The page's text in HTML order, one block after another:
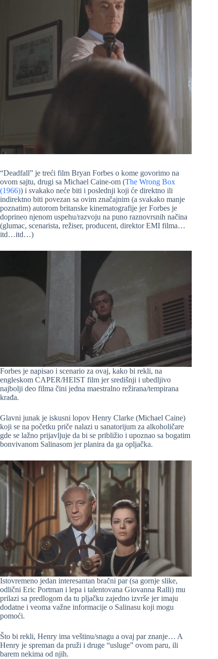
“Deadfall” je treći film Bryan Forbes o kome govorimo na
ovom sajtu, drugi sa Michael Caine-om (The Wrong Box
(1966)) i svakako neće biti i poslednji koji će direktno ili
indirektno biti povezan sa ovim značajnim (a svakako manje
poznatim) autorom britanske kinematografije jer Forbes je
doprineo njenom uspehu/razvoju na puno raznovrsnih načina
(glumac, scenarista, režiser, producent, direktor EMI filma…
itd…itd…)
Forbes je napisao i scenario za ovaj, kako bi rekli, na
engleskom CAPER/HEIST film jer središnji i ubedljivo
najbolji deo filma čini jedna maestralno režirana/tempirana
krađa.
Glavni junak je iskusni lopov Henry Clarke (Michael Caine)
koji se na početku priče nalazi u sanatorijum za alkoholičare
gde se lažno prijavljuje da bi se približio i upoznao sa bogatim
bonvivanom Salinasom jer planira da ga opljačka.
Istovremeno jedan interesantan bračni par (sa gornje slike,
odlični Eric Portman i lepa i talentovana Giovanna Ralli) mu
prilazi sa predlogom da tu pljačku zajedno izvrše jer imaju
dodatne i veoma važne informacije o Salinasu koji mogu
pomoći.
Što bi rekli, Henry ima veštinu/snagu a ovaj par znanje… A
Henry je spreman da pruži i druge “usluge” ovom paru, ili
barem nekima od njih.